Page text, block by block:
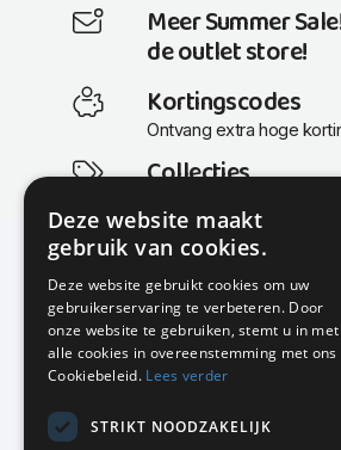
Meer Summer
de outlet store!
Kortingscodes
Ontvang extra hoge
Collecties
Actuele en populaire
KMP Kantoormeubilair
Airport Business Park
Frankfurtstraat 29-31
1175 RH Lijnden
020-617 01 26
Deze website maakt
gebruik van cookies.
Deze website gebruikt cookies om uw
gebruikerservaring te verbeteren. Door
onze website te gebruiken, stemt u in met
alle cookies in overeenstemming met ons
Cookiebeleid. Lees verder
STRIKT NOODZAKELIJK